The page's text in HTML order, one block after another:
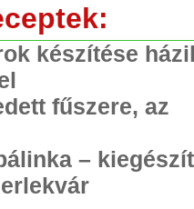
készítése
fűszere, az
–